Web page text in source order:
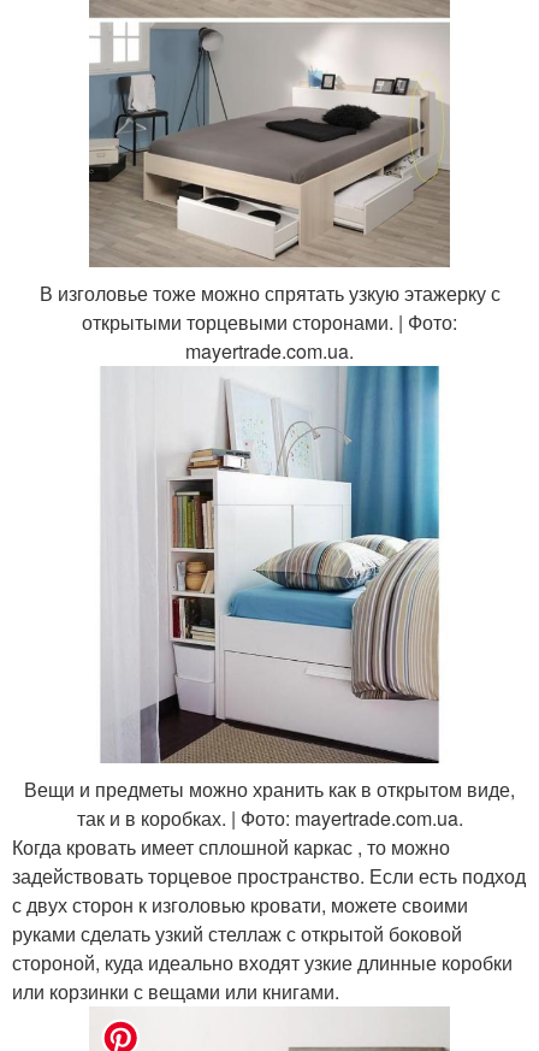
В изголовье тоже можно спрятать узкую этажерку с
открытыми торцевыми сторонами. | Фото:
mayertrade.com.ua.
Вещи и предметы можно хранить как в открытом виде,
так и в коробках. | Фото: mayertrade.com.ua.
Когда кровать имеет сплошной каркас , то можно
задействовать торцевое пространство. Если есть подход
с двух сторон к изголовью кровати, можете своими
руками сделать узкий стеллаж с открытой боковой
стороной, куда идеально входят узкие длинные коробки
или корзинки с вещами или книгами.